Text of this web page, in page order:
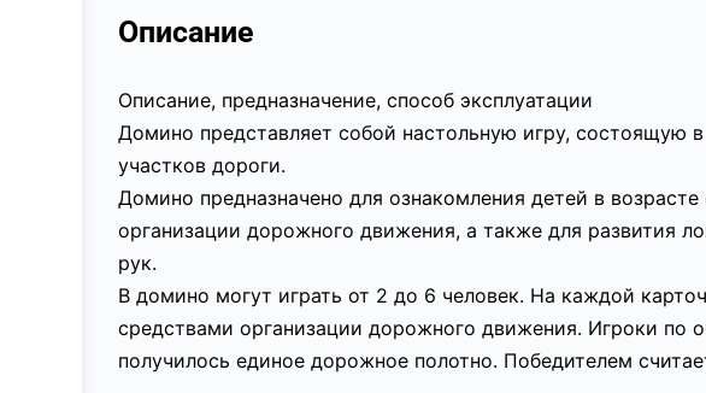
Описание
Описание, предназначение, способ эксплуатации
Домино представляет собой настольную игру, состоящую
участков дороги.
Домино предназначено для ознакомления детей в
организации дорожного движения, а также для развития
рук.
В домино могут играть от 2 до 6 человек. На каждой
средствами организации дорожного движения. Игроки по
получилось единое дорожное полотно. Победителем